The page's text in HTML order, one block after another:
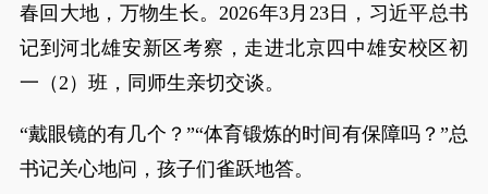
春回大地，万物生长。2026年3月23日，习近平总书
记到河北雄安新区考察，走进北京四中雄安校区初
一（2）班，同师生亲切交谈。
“戴眼镜的有几个？”“体育锻炼的时间有保障吗？”总
书记关心地问，孩子们雀跃地答。